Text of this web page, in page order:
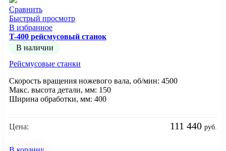
Сравнить
Быстрый просмотр
В избранное
T-400 рейсмусовый станок
В наличии
Рейсмусовые станки
Цена: 111 440 руб.
Скорость вращения ножевого вала, об/мин: 4500
Макс. высота детали, мм: 150
Ширина обработки, мм: 400